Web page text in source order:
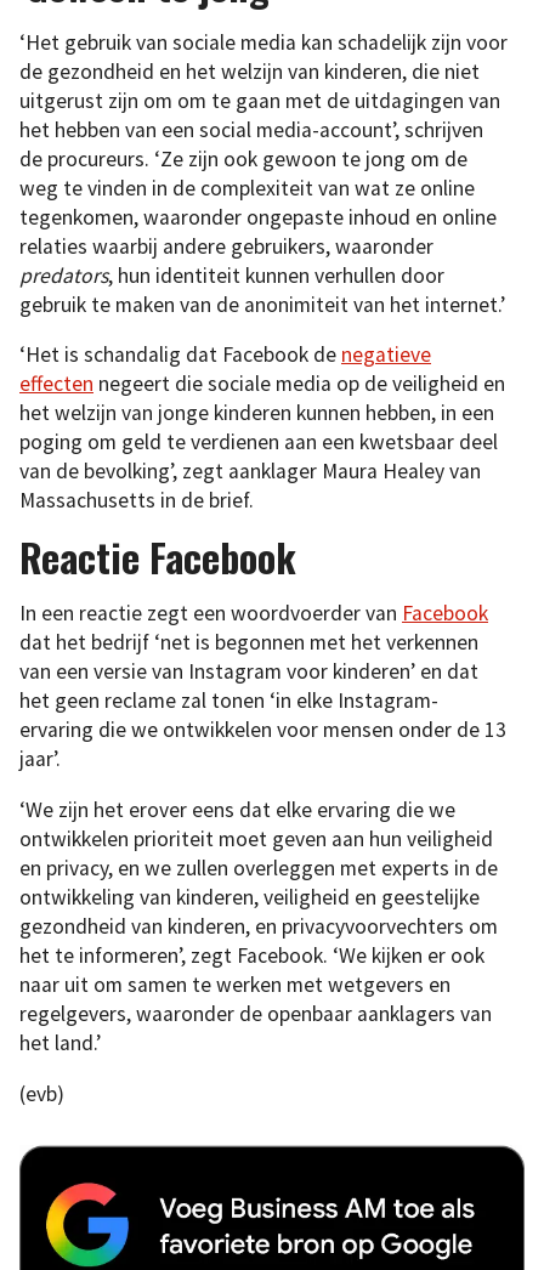
‘Het gebruik van sociale media kan schadelijk zijn voor
de gezondheid en het welzijn van kinderen, die niet
uitgerust zijn om om te gaan met de uitdagingen van
het hebben van een social media-account’, schrijven
de procureurs. ‘Ze zijn ook gewoon te jong om de
weg te vinden in de complexiteit van wat ze online
tegenkomen, waaronder ongepaste inhoud en online
relaties waarbij andere gebruikers, waaronder
predators, hun identiteit kunnen verhullen door
gebruik te maken van de anonimiteit van het internet.’
‘Het is schandalig dat Facebook de negatieve
effecten negeert die sociale media op de veiligheid en
het welzijn van jonge kinderen kunnen hebben, in een
poging om geld te verdienen aan een kwetsbaar deel
van de bevolking’, zegt aanklager Maura Healey van
Massachusetts in de brief.
Reactie Facebook
In een reactie zegt een woordvoerder van Facebook
dat het bedrijf ‘net is begonnen met het verkennen
van een versie van Instagram voor kinderen’ en dat
het geen reclame zal tonen ‘in elke Instagram-
ervaring die we ontwikkelen voor mensen onder de 13
jaar’.
‘We zijn het erover eens dat elke ervaring die we
ontwikkelen prioriteit moet geven aan hun veiligheid
en privacy, en we zullen overleggen met experts in de
ontwikkeling van kinderen, veiligheid en geestelijke
gezondheid van kinderen, en privacyvoorvechters om
het te informeren’, zegt Facebook. ‘We kijken er ook
naar uit om samen te werken met wetgevers en
regelgevers, waaronder de openbaar aanklagers van
het land.’
(evb)